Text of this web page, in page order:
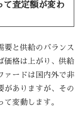
て査定額が変わ
要と供給のバランス
価格は上がり、供給
ァードは国内外で非
がありますが、その
変動します。